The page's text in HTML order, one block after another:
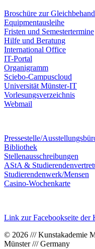
Broschüre zur
Equipmentausleihe
Fristen und Semestertermine
Hilfe und Beratung
International Office
IT-Portal
Organigramm
Sciebo-Campuscloud
Universität Münster-IT
Vorlesungsverzeichnis
Webmail
Pressestelle/
Bibliothek
Stellenausschreibungen
AStA &
Studierendenwerk/Mensen
Casino-Wochenkarte
Link zur Facebookseite der
© 2026 /// Kunstakademie
Münster /// Germany